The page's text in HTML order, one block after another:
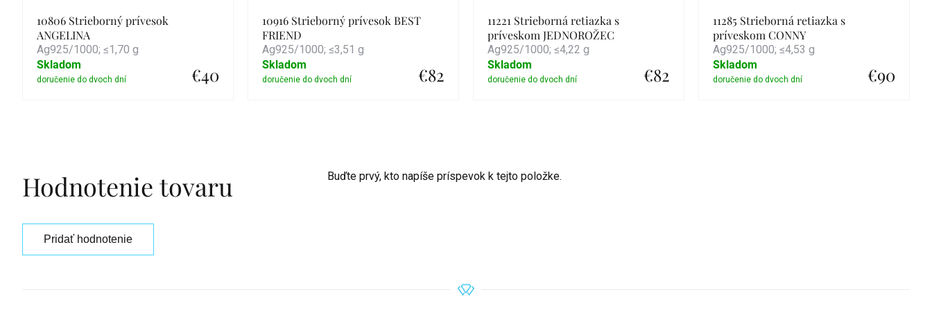
10806 Strieborný prívesok
ANGELINA
Ag925/1000; ≤1,70 g
€40
Skladom
10916 Strieborný prívesok BEST
FRIEND
Ag925/1000; ≤3,51 g
€82
Skladom
11221 Strieborná retiazka s
príveskom JEDNOROŽEC
Ag925/1000; ≤4,22 g
€82
Skladom
11285 Strieborná retiazka s
príveskom CONNY
Ag925/1000; ≤4,53 g
€90
Skladom
Hodnotenie tovaru Buďte prvý, kto napíše príspevok k tejto položke.
Pridať hodnotenie